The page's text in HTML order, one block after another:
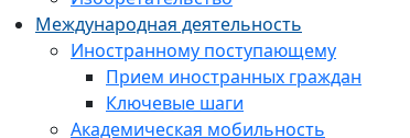
Международная деятельность
Иностранному поступающему
Прием иностранных граждан
Ключевые шаги
Академическая мобильность